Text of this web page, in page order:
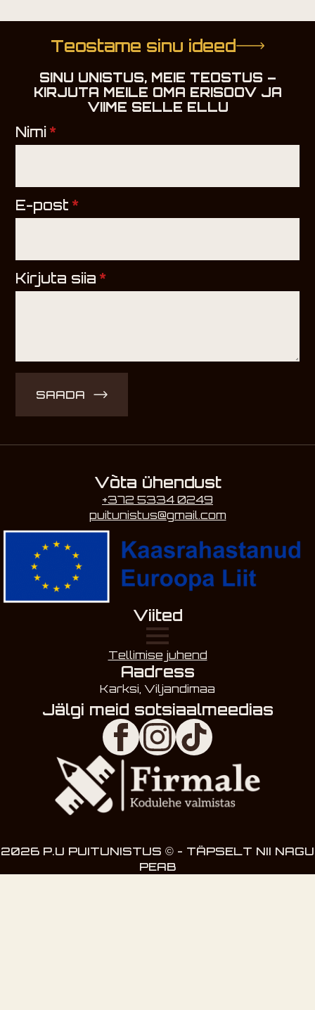
Teostame sinu ideed
SINU UNISTUS, MEIE TEOSTUS –
KIRJUTA MEILE OMA ERISOOV JA
VIIME SELLE ELLU
Nimi *
E-post *
Kirjuta siia *
SAADA
Võta ühendust
+372 5334 0249
puitunistus@gmail.com
Viited
Tellimise juhend
Aadress
Karksi, Viljandimaa
Jälgi meid sotsiaalmeedias
2026 P.U PUITUNISTUS © - TÄPSELT NII NAGU
PEAB